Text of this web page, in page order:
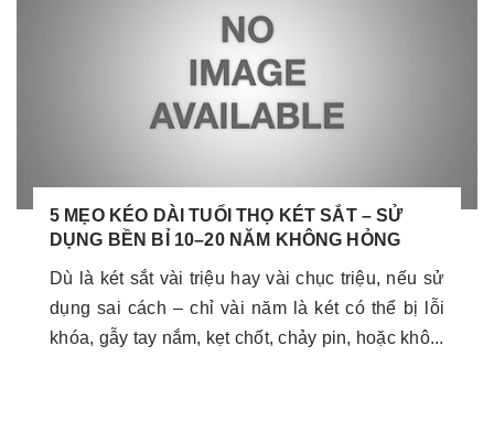
5 MẸO KÉO DÀI TUỔI THỌ KÉT SẮT – SỬ
DỤNG BỀN BỈ 10–20 NĂM KHÔNG HỎNG
Dù là két sắt vài triệu hay vài chục triệu, nếu sử
dụng sai cách – chỉ vài năm là két có thể bị lỗi
khóa, gẫy tay nắm, kẹt chốt, chảy pin, hoặc khô...